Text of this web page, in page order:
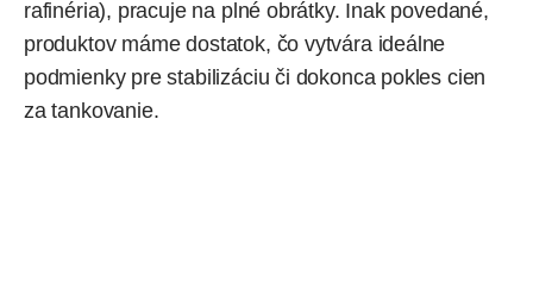
rafinéria), pracuje na plné obrátky. Inak povedané,
produktov máme dostatok, čo vytvára ideálne
podmienky pre stabilizáciu či dokonca pokles cien
za tankovanie.